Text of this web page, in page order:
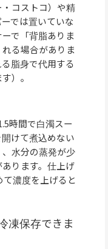
コストコ）や精
では置いていな
で「背脂ありま
る場合がありま
脂身で代用する
）。
時間で白濁スー
けて煮込めない
水分の蒸発が少
ります。仕上げ
濃度を上げると
凍保存できま